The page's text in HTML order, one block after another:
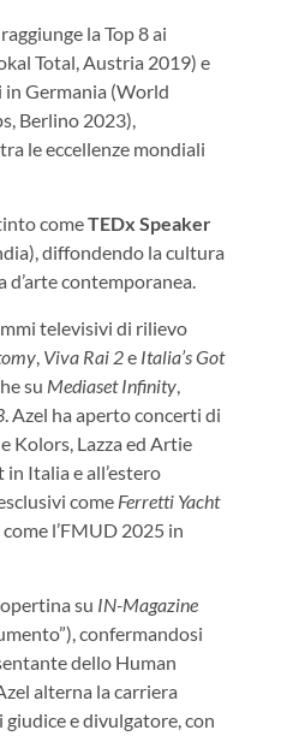
la Top 8 ai
Total, Austria 2019) e
Germania (World
Berlino 2023),
le eccellenze mondiali
comeTEDx Speaker
diffondendo la cultura
d’arte contemporanea.
televisivi di rilievo
Viva Rai 2e Italia’s Got
su Mediaset Infinity
Azel ha aperto concerti di
Kolors, Lazza ed Artie
Italia e all’estero
come Ferretti Yacht
l’FMUD 2025 in
su IN-Magazine
confermandosi
dello Human
alterna la carriera
e divulgatore, con